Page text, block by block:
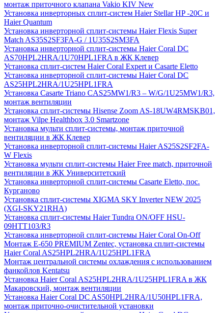
монтаж приточного клапана Vakio KIV New
Установка инверторных сплит-систем Haier Stellar HP -20С и
Haier Quantum
Установка инверторной сплит-системы Haier Flexis Super
Match AS35S2SF3FA-G / 1U35S2SM3FA
Установка инверторной сплит-системы Haier Coral DC
AS70HPL2HRA/1U70HPL1FRA в ЖК Клевер
Установка сплит-систем Haier Coral Expert и Casarte Eletto
Установка инверторной сплит-системы Haier Coral DC
AS25HPL2HRA/1U25HPL1FRA
Установка Casarte Triano CAS25MW1/R3 – W/G/1U25MW1/R3,
монтаж вентиляции
Установка сплит-системы Hisense Zoom AS-18UW4RMSKB01,
монтаж Vilpe Healthbox 3.0 Smartzone
Установка мульти сплит-системы, монтаж приточной
вентиляции в ЖК Клевер
Установка инверторной сплит-системы Haier AS25S2SF2FA-
W Flexis
Установка мульти сплит-системы Haier Free match, приточной
вентиляции в ЖК Университетский
Установка инверторной сплит-системы Casarte Eletto, пос.
Курганово
Установка сплит-системы XIGMA SKY Inverter NEW 2025
(XGI-SKY21RHA)
Установка сплит-системы Haier Tundra ON/OFF HSU-
09HTT103/R3
Установка инверторной сплит-системы Haier Coral On-Off
Монтаж E-650 PREMIUM Zentec, установка сплит-системы
Haier Coral AS25HPL2HRA/1U25HPL1FRA
Монтаж центральной системы охлаждения с использованием
фанкойлов Kentatsu
Установка Haier Coral AS25HPL2HRA/1U25HPL1FRA в ЖК
Макаровский, монтаж вентиляции
Установка Haier Coral DC AS50HPL2HRA/1U50HPL1FRA,
монтаж приточно-очистительной установки